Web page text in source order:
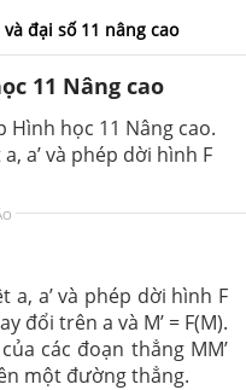
đại số 11 nâng cao
11 Nâng cao
Hình học 11 Nâng cao.
a’ và phép dời hình F
a’ và phép dời hình F
đổi trên a và M’ = F(M).
các đoạn thẳng MM’
một đường thẳng.